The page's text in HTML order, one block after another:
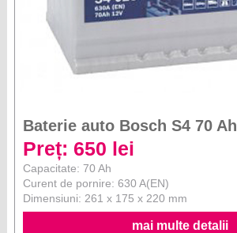
Baterie auto Bosch S4 70 Ah
Preț: 650 lei
Capacitate: 70 Ah
Curent de pornire: 630 A(EN)
Dimensiuni: 261 x 175 x 220 mm
mai multe detalii